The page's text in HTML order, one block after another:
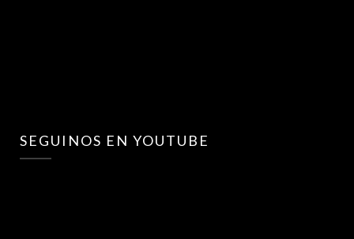
SEGUINOS EN YOUTUBE